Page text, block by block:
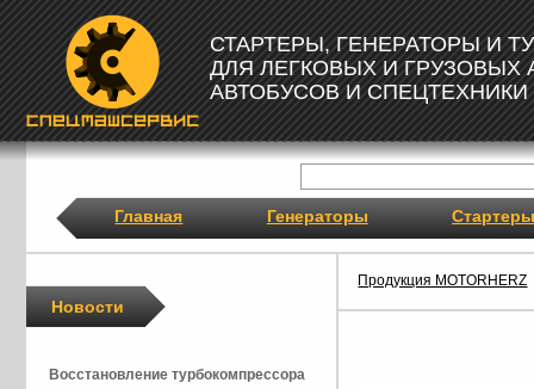
СТАРТЕРЫ, ГЕНЕРАТОРЫ И
ДЛЯ ЛЕГКОВЫХ И ГРУЗОВЫХ
АВТОБУСОВ И СПЕЦТЕХНИКИ
Главная Генераторы Стартеры
Продукция MOTORHERZ
Новости
Восстановление турбокомпрессора